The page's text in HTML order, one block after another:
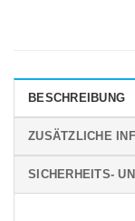
BESCHREIBUNG
ZUSÄTZLICHE
SICHERHEITS-